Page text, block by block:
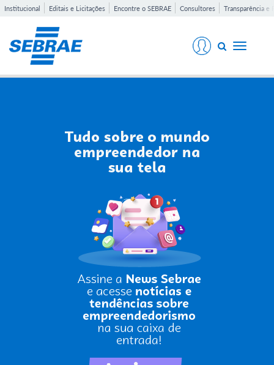
Institucional Editais e Licitações Encontre o SEBRAE Consultores Transparência e
Toggle